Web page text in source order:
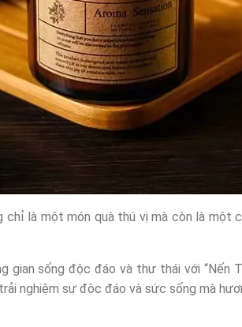
chỉ là một món quà thú vị mà còn là một
sống độc đáo và thư thái với “Nến
nghiệm sự độc đáo và sức sống mà